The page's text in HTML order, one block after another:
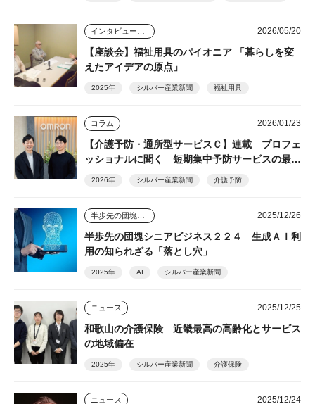
2026/05/20
【座談会】福祉用具のパイオニア 「暮らしを変
えたアイデアの原点」
2025年 シルバー産業新聞 福祉用具
コラム 2026/01/23
【介護予防・通所型サービスＣ】連載 プロフェ
ッショナルに聞く 短期集中予防サービスの最前
2026年 シルバー産業新聞 介護予防
2025/12/26
半歩先の団塊シニアビジネス２２４ 生成ＡＩ利
用の知られざる「落とし穴」
2025年 AI シルバー産業新聞
ニュース 2025/12/25
和歌山の介護保険 近畿最高の高齢化とサービス
の地域偏在
2025年 シルバー産業新聞 介護保険
ニュース 2025/12/24